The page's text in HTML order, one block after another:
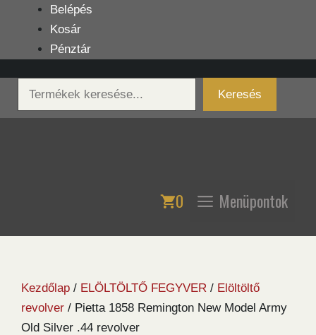
tartalomba
Belépés
Kosár
Pénztár
Keresés
Keresés
0 Menüpontok
Kezdőlap / ELÖLTÖLTŐ FEGYVER / Elöltöltő
revolver / Pietta 1858 Remington New Model Army
Old Silver .44 revolver